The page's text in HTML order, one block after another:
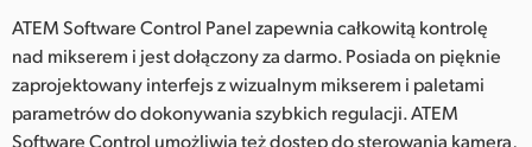
ATEM Software Control Panel zapewnia całkowitą kontrolę
nad mikserem i jest dołączony za darmo. Posiada on pięknie
zaprojektowany interfejs z wizualnym mikserem i paletami
parametrów do dokonywania szybkich regulacji. ATEM
Software Control umożliwia też dostęp do sterowania kamerą,